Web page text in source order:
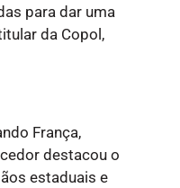
para dar uma
da Copol,
França,
destacou o
estaduais e